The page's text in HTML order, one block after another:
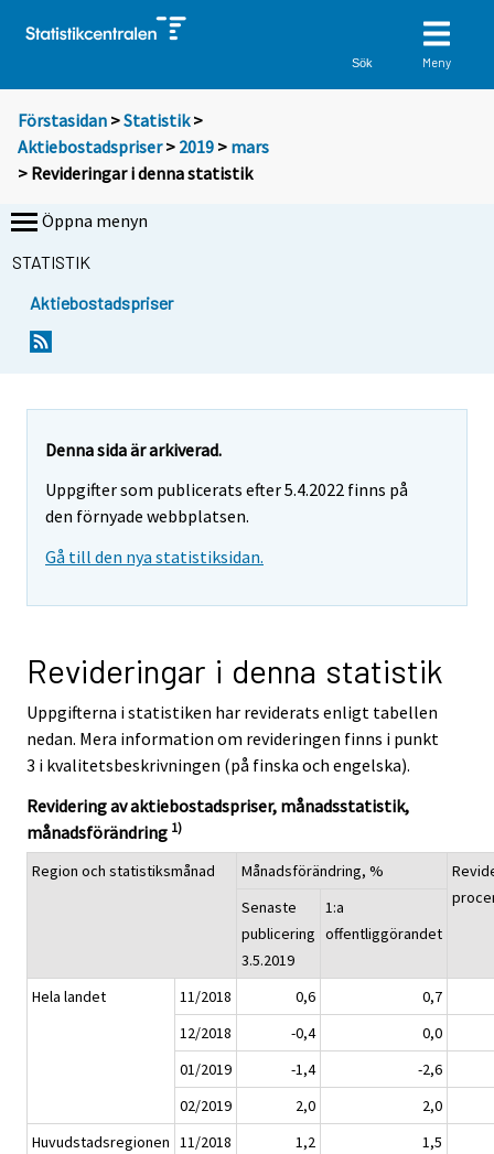
Sök Meny
Förstasidan >Statistik >
Aktiebostadspriser> 2019 > mars
> Revideringar i denna statistik
Öppna menyn
STATISTIK
Aktiebostadspriser
Denna sida är arkiverad.
Uppgifter som publicerats efter 5.4.2022 finns på
den förnyade webbplatsen.
Gå till den nya statistiksidan.
Revideringar i denna statistik
Uppgifterna i statistiken har reviderats enligt tabellen
nedan. Mera information om revideringen finns i punkt
3 i kvalitetsbeskrivningen (på finska och engelska).
Revidering av aktiebostadspriser, månadsstatistik,
månadsförändring 1)
Region och statistiksmånad Månadsförändring, %
Senaste
publicering
3.5.2019
1:a
offentliggörandet
Hela landet 11/2018 0,6
0,7
12/2018
-0,4
0,0
01/2019
-1,4
-2,6
02/2019
2,0
2,0
Huvudstadsregionen 11/2018 1,2
1,5